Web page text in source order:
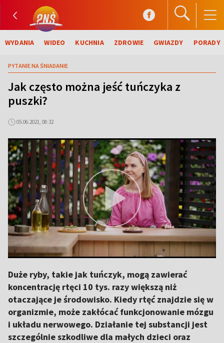
WYDANIA WIDEO KUCHNIA ZDROWIE GWIAZDY PORADY
PYTANIE NA ŚNIADANIE
Jak często można jeść tuńczyka z
puszki?
05.06.2021, 08:32
Duże ryby, takie jak tuńczyk, mogą zawierać
koncentrację rtęci 10 tys. razy większą niż
otaczające je środowisko. Kiedy rtęć znajdzie się w
organizmie, może zakłócać funkcjonowanie mózgu
i układu nerwowego. Działanie tej substancji jest
szczególnie szkodliwe dla małych dzieci oraz